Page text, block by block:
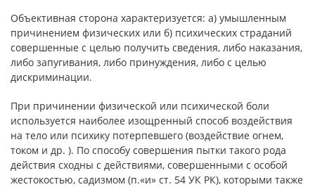
Объективная сторона характеризуется: а) умышленным
причинением физических или б) психических страданий
совершенные с целью получить сведения, либо наказания,
либо запугивания, либо принуждения, либо с целью
дискриминации.
При причинении физической или психической боли
используется наиболее изощренный способ воздействия
на тело или психику потерпевшего (воздействие огнем,
током и др. ). По способу совершения пытки такого рода
действия сходны с действиями, совершенными с особой
жестокостью, садизмом (п.«и» ст. 54 УК РК), которыми также